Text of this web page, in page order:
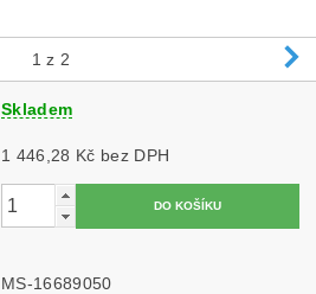
1 z 2
Skladem
1 446,28 Kč bez DPH
MS-16689050